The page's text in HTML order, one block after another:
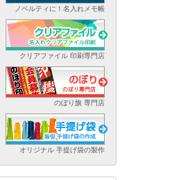
ノベルティに！名入れメモ帳
クリアファイル 印刷専門店
のぼり旗 専門店
オリジナル 手提げ袋の製作